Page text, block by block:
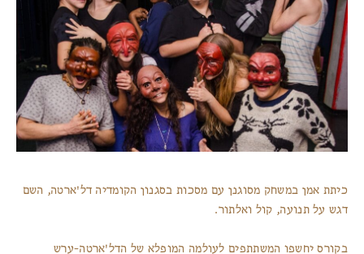
כיתת אמן במשחק מסוגנן עם מסכות בסגנון הקומדיה דל'ארטה, השם
דגש על תנועה, קול ואלתור.
בקורס יחשפו המשתתפים לעולמה המופלא של הדל'ארטה-ערש